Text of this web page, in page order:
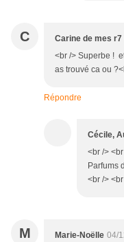
C Carine de mes r7
<br /> Superbe !
as trouvé ca ou
Répondre
Cécile,
<br />
Parfums
<br />
M Marie-Noëlle 04/